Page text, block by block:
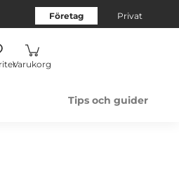
Företag Privat
Varukorg
Tips och guider